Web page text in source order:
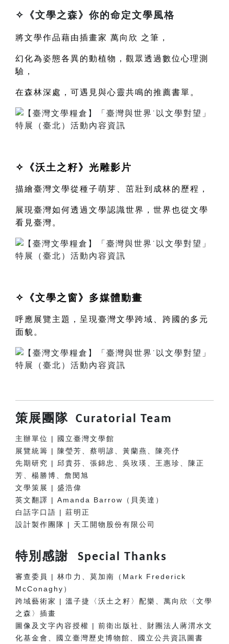
✧ 《文學之森》你的命定文學風格
將文學作品藉由插畫家 萬向欣 之筆，
幻化為姿態各異的動植物，觀眾透過數位心理測
驗，
在森林深處，可遇見與心靈共鳴的推薦書單。
✧ 《沃土之籽》光雕影片
描繪臺灣文學從種子萌芽、茁壯到成林的歷程，
展現臺灣如何透過文學認識世界，世界也從文學
看見臺灣。
✧ 《文學之窗》多媒體動畫
呼應展覽主題，呈現臺灣文學跨域、跨國的多元
面貌。
策展團隊 Curatorial Team
主辦單位 | 國立臺灣文學館
展覽統籌 | 陳瑩芳、蔡明諺、黃蘭燕、陳亮伃
先期研究 | 邱貴芬、張錦忠、吳玫瑛、王惠珍、陳正
芳、楊勝博、詹閔旭
文學策展 | 盛浩偉
英文翻譯 | Amanda Barrow（貝美達）
白話字口語 | 莊明正
設計製作團隊 | 天工開物股份有限公司
特別感謝 Special Thanks
審查委員 | 林巾力、莫加南（Mark Frederick
McConaghy）
跨域藝術家 | 溫子捷〈沃土之籽〉配樂、萬向欣〈文學
之森〉插畫
圖像及文字內容授權 | 前衛出版社、財團法人蔣渭水文
化基金會、國立臺灣歷史博物館、國立公共資訊圖書